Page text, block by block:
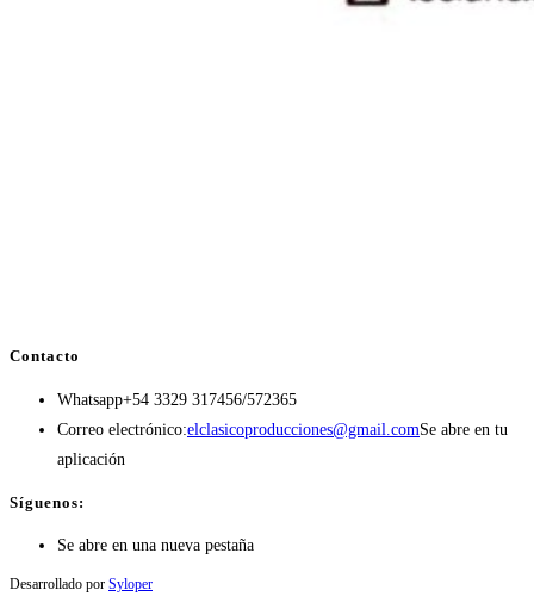
Contacto
Whatsapp+54 3329 317456/572365
Correo electrónico:elclasicoproducciones@gmail.comSe abre en tu
aplicación
Síguenos:
Se abre en una nueva pestaña
Desarrollado por Syloper